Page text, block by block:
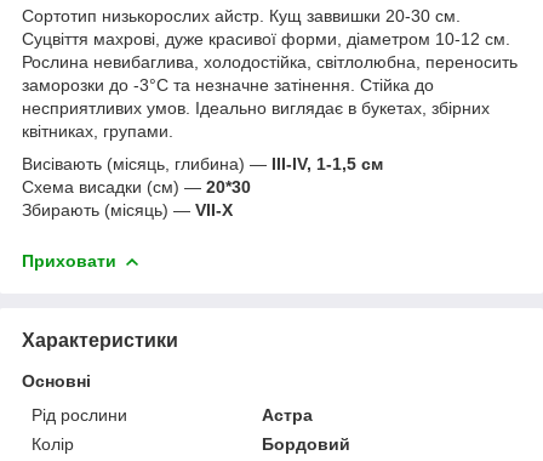
Сортотип низькорослих айстр. Кущ заввишки 20-30 см.
Суцвіття махрові, дуже красивої форми, діаметром 10-12 см.
Рослина невибаглива, холодостійка, світлолюбна, переносить
заморозки до -3°С та незначне затінення. Стійка до
несприятливих умов. Ідеально виглядає в букетах, збірних
квітниках, групами.
Висівають (місяць, глибина) — III-IV, 1-1,5 см
Схема висадки (см) — 20*30
Збирають (місяць) — VII-X
Приховати
Характеристики
Основні
Рід рослини
Астра
Колір
Бордовий